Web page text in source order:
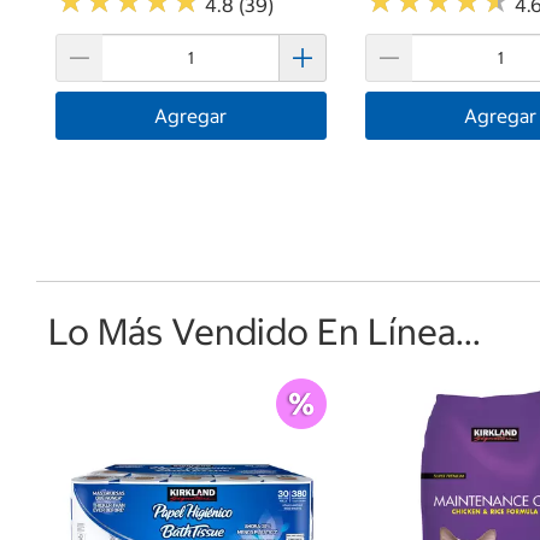
4.8 (39)
Agregar Agregar
Lo Más Vendido En Línea...